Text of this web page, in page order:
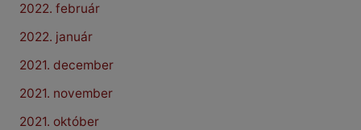
2022. február
2022. január
2021. december
2021. november
2021. október